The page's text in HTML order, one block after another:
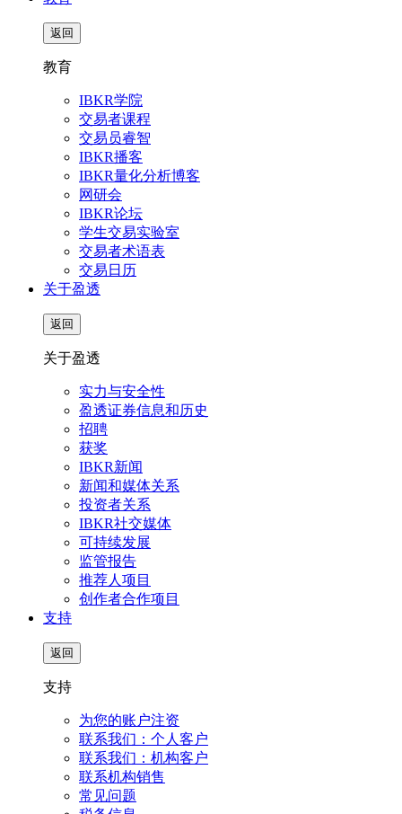
返回
教育
IBKR学院
交易者课程
交易员睿智
IBKR播客
IBKR量化分析博客
网研会
IBKR论坛
学生交易实验室
交易者术语表
交易日历
关于盈透
返回
关于盈透
实力与安全性
盈透证券信息和历史
招聘
获奖
IBKR新闻
新闻和媒体关系
投资者关系
IBKR社交媒体
可持续发展
监管报告
推荐人项目
创作者合作项目
支持
返回
支持
为您的账户注资
联系我们：个人客户
联系我们：机构客户
联系机构销售
常见问题